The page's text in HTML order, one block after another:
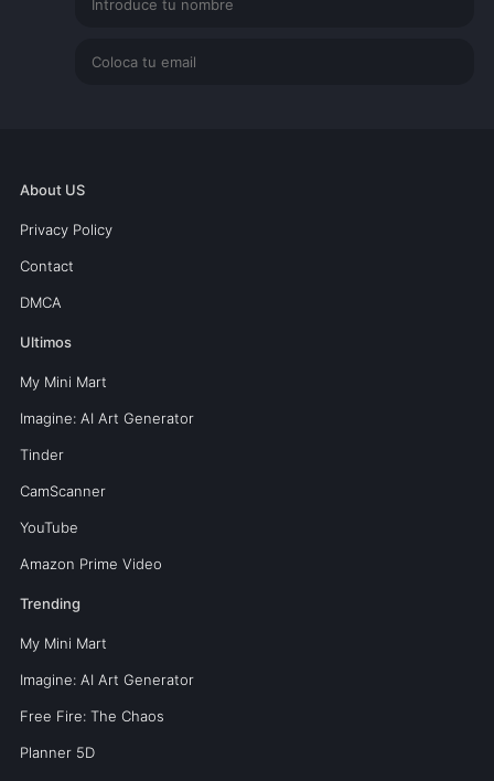
About US
Privacy Policy
Contact
DMCA
Ultimos
My Mini Mart
Imagine: AI Art Generator
Tinder
CamScanner
YouTube
Amazon Prime Video
Trending
My Mini Mart
Imagine: AI Art Generator
Free Fire: The Chaos
Planner 5D